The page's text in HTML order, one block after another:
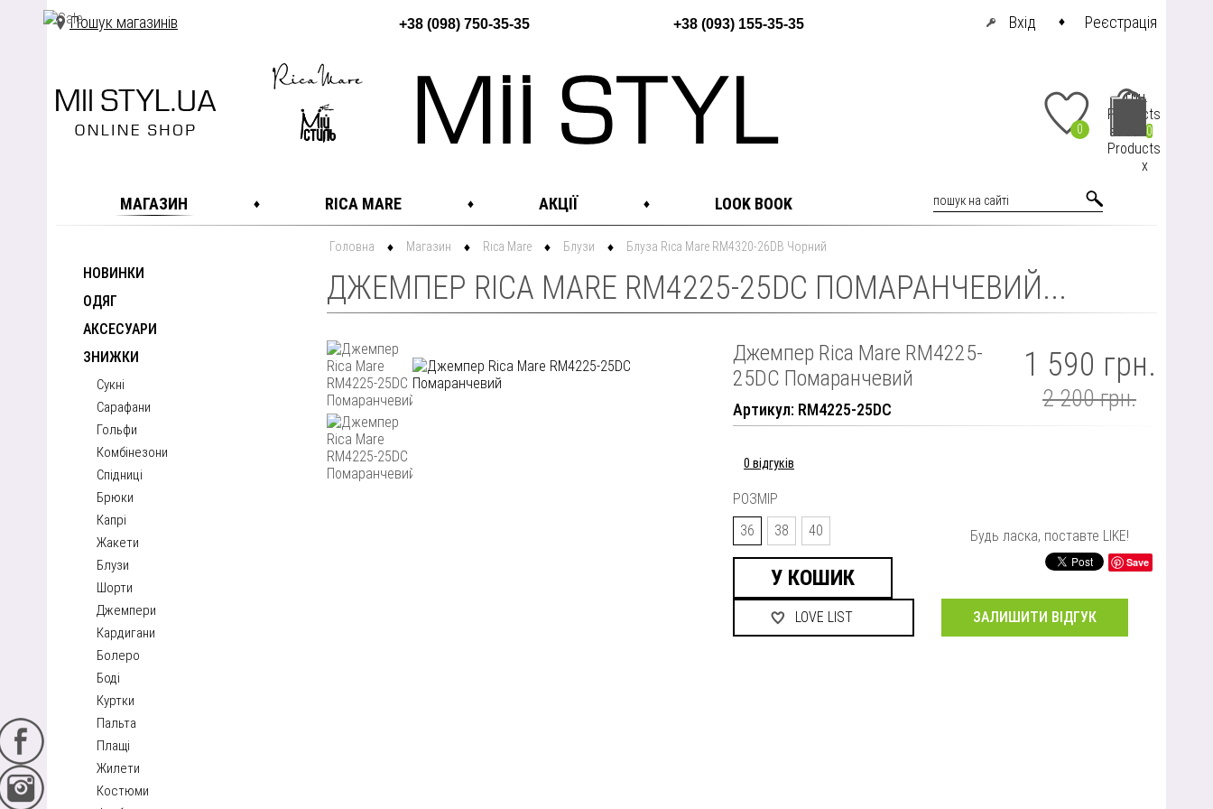
Пошук магазинів +38 (098) 750-35-35 +38 (093) 155-35-35 Вхід Реєстрація
0 0
грн.
Products
at cart
Products
x
МАГАЗИН RICA MARE АКЦІЇ LOOK BOOK
НОВИНКИ
ОДЯГ
АКСЕСУАРИ
ЗНИЖКИ
Сукні
Сарафани
Гольфи
Комбінезони
Спідниці
Брюки
Капрі
Жакети
Блузи
Шорти
Джемпери
Кардигани
Болеро
Боді
Куртки
Пальта
Плащі
Жилети
Костюми
Головна Магазин Rica Mare Блузи Блуза Rica Mare RM4320-26DB Чорний
ДЖЕМПЕР RICA MARE RM4225-25DC ПОМАРАНЧЕВИЙ...
Джемпер Rica Mare RM4225-
25DC Помаранчевий
Артикул: RM4225-25DC
1 590 грн.
2 200 грн.
0 відгуків
РОЗМІР
36
38 40 Будь ласка, поставте LIKE!
Save
ЗАЛИШИТИ ВІДГУК